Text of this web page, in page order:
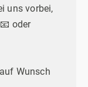
uns vorbei,
📧 oder
Wunsch